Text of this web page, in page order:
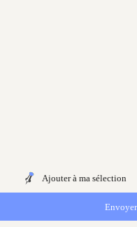
Ajouter à ma sélection